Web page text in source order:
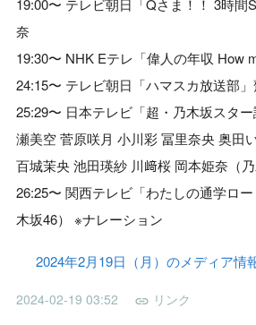
19:00〜 テレビ朝日「Qさま！！ 3時間
奈
19:30〜 NHK Eテレ「偉人の年収 How
24:15〜 テレビ朝日「ハマスカ放送部
25:29〜 日本テレビ「超・乃木坂スタ
瀬美空 菅原咲月 小川彩 冨里奈央 奥田
百城茉央 池田瑛紗 川﨑桜 岡本姫奈（乃
26:25〜 関西テレビ「わたしの通学ロ
木坂46） ※ナレーション
2024年2月19日（月）のメディア情
2024-02-19 03:52 リンク